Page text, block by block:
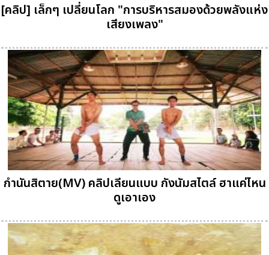
[คลิป] เล็กๆ เปลี่ยนโลก "การบริหารสมองด้วยพลังแห่ง
เสียงเพลง"
กำนันสิตาย(MV) คลิปเลียนแบบ กังนัมสไตล์ ฮาแค่ไหน
ดูเอาเอง